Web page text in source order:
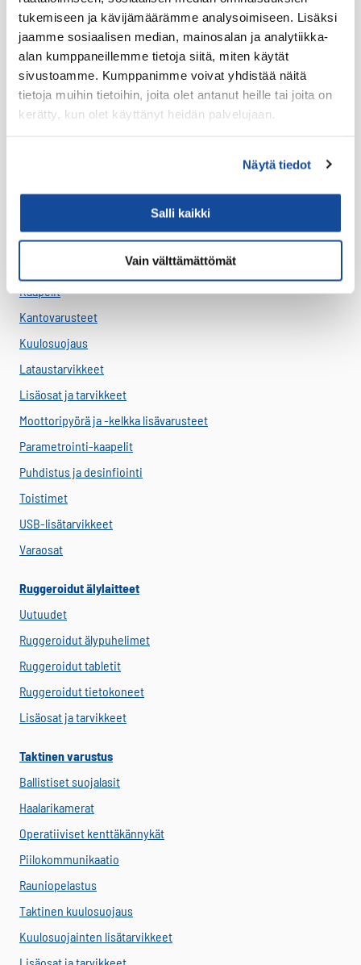
tukemiseen ja kävijämäärämme analysoimiseen. Lisäksi
jaamme sosiaalisen median, mainosalan ja analytiikka-
alan kumppaneillemme tietoja siitä, miten käytät
sivustoamme. Kumppanimme voivat yhdistää näitä
tietoja muihin tietoihin, joita olet antanut heille tai joita on
kerätty, kun olet käyttänyt heidän palvelujaan.
Näytä tiedot
Salli kaikki
Vain välttämättömät
Varavirtalähteet
Virve
VIRVE -päätelaitteet
Akut
Bluetooth
Kaapelit
Kantovarusteet
Kuulosuojaus
Lataustarvikkeet
Lisäosat ja tarvikkeet
Moottoripyörä ja -kelkka lisävarusteet
Parametrointi-kaapelit
Puhdistus ja desinfiointi
Toistimet
USB-lisätarvikkeet
Varaosat
Ruggeroidut älylaitteet
Uutuudet
Ruggeroidut älypuhelimet
Ruggeroidut tabletit
Ruggeroidut tietokoneet
Lisäosat ja tarvikkeet
Taktinen varustus
Ballistiset suojalasit
Haalarikamerat
Operatiiviset kenttäkännykät
Piilokommunikaatio
Rauniopelastus
Taktinen kuulosuojaus
Kuulosuojainten lisätarvikkeet
Lisäosat ja tarvikkeet